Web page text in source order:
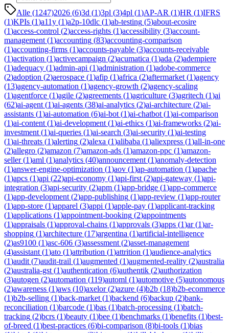
Alle (1247)2026 (6)3d (1)3pl (3)4pl (1)AP-AR (1)HR (1)IFRS
(1)KPIs (1)a11y (1)a2p-10dlc (1)ab-testing (5)about-ecosire
(1)access-control (2)access-rights (1)accessibility (3)account-
management (1)accounting (83)accounting-comparison
(1)accounting-firms (1)accounts-payable (3)accounts-receivable
(1)activation (1)activecampaign (2)acumatica (1)ada (2)adempiere
(1)adequacy (1)admin-api (1)administration (1)adobe-commerce
(2)adoption (2)aerospace (1)afip (1)africa (2)aftermarket (1)agency
(13)agency-automation (1)agency-growth (2)agency-scaling
(1)agentforce (1)agile (2)agreements (1)agriculture (3)agritech (1)ai
(62)ai-agent (1)ai-agents (38)ai-analytics (2)ai-architecture (2)ai-
assistants (1)ai-automation (6)ai-bot (1)ai-chatbot (1)ai-comparison
(1)ai-content (1)ai-development (1)ai-ethics (1)ai-frameworks (2)ai-
investment (1)ai-queries (1)ai-search (3)ai-security (1)ai-testing
(1)ai-threats (1)alerting (2)alexa (1)alibaba (1)aliexpress (1)all-in-one
(2)allegro (2)amazon (7)amazon-ads (1)amazon-ppc (1)amazon-
seller(1)aml (1)analytics (40)announcement (1)anomaly-detection
(1)answer-engine-optimization (1)aov (1)ap-automation (1)apache
(1)apcs (1)api (22)api-economy (1)api-first (2)api-gateway (1)api-
integration (3)api-security (2)apm (1)app-bridge (1)app-commerce
(1)app-development (2)app-publishing (1)app-review (1)app-router
(1)app-store (1)apparel (3)appi (1)apple-pay (1)applicant-tracking
(1)applications (1)appointment-booking (2)appointments
(1)appraisals (1)approval-chains (1)approvals (3)apps (1)ar(1)ar-
shopping (1)architecture (17)argentina (1)artificial-intelligence
(2)as9100 (1)asc-606 (3)assessment (2)asset-management
(4)assistant (1)ato (1)attribution (1)attrition (1)audience-analytics
(1)audit (7)audit-trail (1)augmented (1)augmented-reality (2)australia
(2)australia-gst (1)authentication (6)authentik (2)authorization
(3)autogen (2)automation (119)automl (1)automotive (5)autonomous
(2)awareness (1)aws (10)axelor(2)azure (4)b2b (18)b2b-ecommerce
(1)b2b-selling (1)back-market (1)backend (6)backup (2)bank-
reconciliation (1)barcode (1)bas (1)batch-processing (1)batch-
tracking (2)bcrs (1)beauty (1)bee (1)benchmarks (1)benefits (1)best-
of-breed (1)best-practices (6)bi-comparison (8)bi-tools (1)bias